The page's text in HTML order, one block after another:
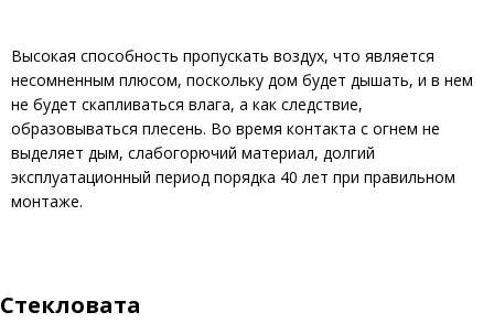
Высокая способность пропускать воздух, что является
несомненным плюсом, поскольку дом будет дышать, и в нем
не будет скапливаться влага, а как следствие,
образовываться плесень. Во время контакта с огнем не
выделяет дым, слабогорючий материал, долгий
эксплуатационный период порядка 40 лет при правильном
монтаже.
Стекловата